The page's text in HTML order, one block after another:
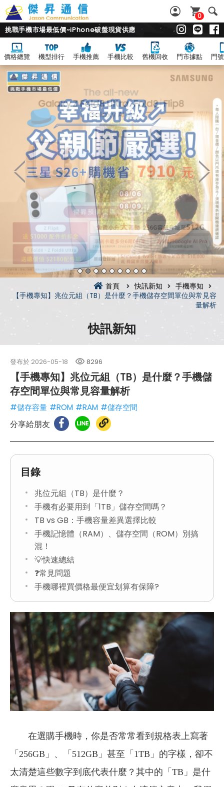
0
挑戰手機市場最低價~iPhone破盤現貨供應
價格總覽 機型排行 手機推薦 手機比較 舊機回收 門市據點 門
首頁 快訊新知
手機專知
【手機專知】兆位元組（TB）是什麼？手機儲存空間單位與常見容
量解析
快訊新知
發布於 2026-05-18 8296
【手機專知】兆位元組（TB）是什麼？手機儲
存空間單位與常見容量解析
#儲存容量 #ROM #RAM #儲存空間
分享給朋友
目錄
兆位元組（TB）是什麼？
手機有必要用到「1TB」儲存空間嗎？
TB vs GB：手機容量差異選擇比較
手機記憶體（RAM）、儲存空間（ROM）別搞
混！
💡快速總結
❓常見問題
手機哪裡買價格最便宜划算有保障?
在選購手機時，你是否常常看到規格表上寫著
「256GB」、「512GB」甚至「1TB」的字樣，卻不
太清楚這些數字到底代表什麼？其中的「TB」是什